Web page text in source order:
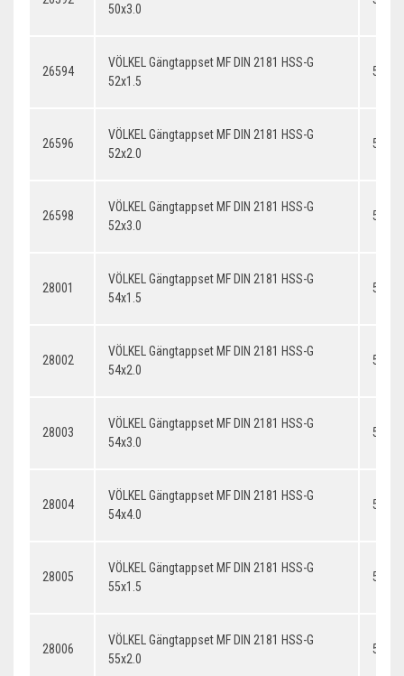
50x3.0
26594
VÖLKEL Gängtappset MF DIN 2181 HSS-G
52x1.5
26596
VÖLKEL Gängtappset MF DIN 2181 HSS-G
52x2.0
26598
VÖLKEL Gängtappset MF DIN 2181 HSS-G
52x3.0
28001
VÖLKEL Gängtappset MF DIN 2181 HSS-G
54x1.5
28002
VÖLKEL Gängtappset MF DIN 2181 HSS-G
54x2.0
28003
VÖLKEL Gängtappset MF DIN 2181 HSS-G
54x3.0
28004
VÖLKEL Gängtappset MF DIN 2181 HSS-G
54x4.0
28005
VÖLKEL Gängtappset MF DIN 2181 HSS-G
55x1.5
28006
VÖLKEL Gängtappset MF DIN 2181 HSS-G
55x2.0